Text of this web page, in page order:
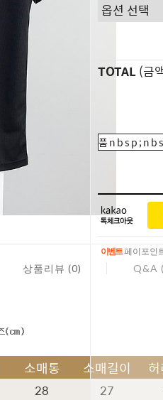
TOTAL(금
품
이벤트페이포인
이벤트 페이포인
상품리뷰 (0) Q&A
소매통 소매길이
28 27